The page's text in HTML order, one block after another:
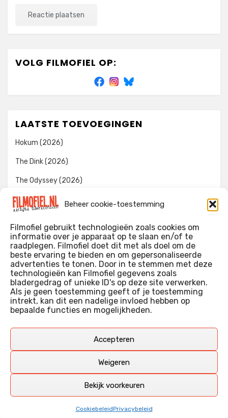
Beheer cookie-toestemming
Filmofiel gebruikt technologieën zoals cookies om
informatie over je apparaat op te slaan en/of te
raadplegen. Filmofiel doet dit met als doel om de
beste ervaring te bieden en om gepersonaliseerde
advertenties te tonen. Door in te stemmen met deze
technologieën kan Filmofiel gegevens zoals
bladergedrag of unieke ID's op deze site verwerken.
Als je geen toestemming geeft of je toestemming
intrekt, kan dit een nadelige invloed hebben op
bepaalde functies en mogelijkheden.
Accepteren
Weigeren
Bekijk voorkeuren
CookiebeleidPrivacybeleid
VOLG FILMOFIEL OP:
LAATSTE TOEVOEGINGEN
Hokum (2026)
The Dink (2026)
The Odyssey (2026)
Evil Dead Burn (2026)
WIE IK BEN…?
Ik ben ooit begonnen met m’n recensies omdat ik zoveel
films keek dat ik af en toe niet meer wist welke ik nu wel of
niet gezien had. Ik ben een filmliefhebber, heb als hobby nog
erg lang in een videotheek gewerkt, en heb als coproducent
Deze recensies zijn dan ook vooral vrij pretentieloze
aangevuld met een groeiende kennis over de kunde én de
kunst van het maken van film.